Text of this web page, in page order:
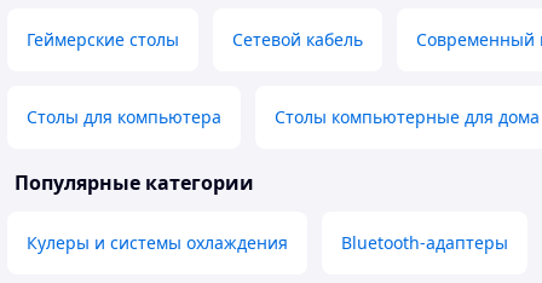
Геймерские столы Сетевой кабель Современный
Столы для компьютера Столы компьютерные для дома
Популярные категории
Кулеры и системы охлаждения Bluetooth-адаптеры